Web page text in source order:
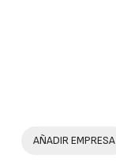
AÑADIR EMPRESA